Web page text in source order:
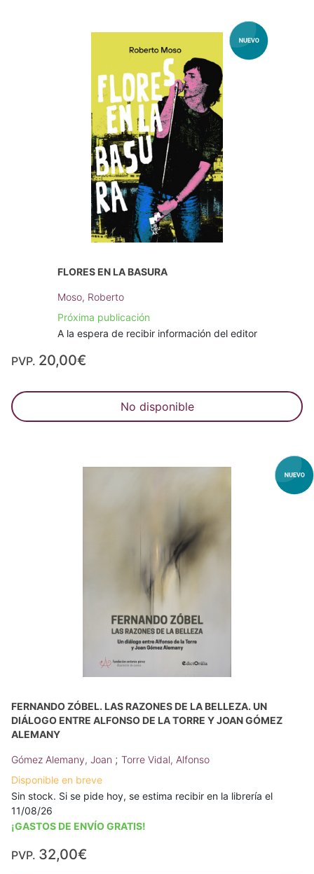
FLORES EN LA BASURA
Moso, Roberto
Próxima publicación
A la espera de recibir información del editor
PVP. 20,00€
No disponible
FERNANDO ZÓBEL. LAS RAZONES DE LA BELLEZA. UN
DIÁLOGO ENTRE ALFONSO DE LA TORRE Y JOAN GÓMEZ
ALEMANY
Gómez Alemany, Joan ; Torre Vidal, Alfonso
Disponible en breve
Sin stock. Si se pide hoy, se estima recibir en la librería el
11/08/26
¡GASTOS DE ENVÍO GRATIS!
PVP. 32,00€